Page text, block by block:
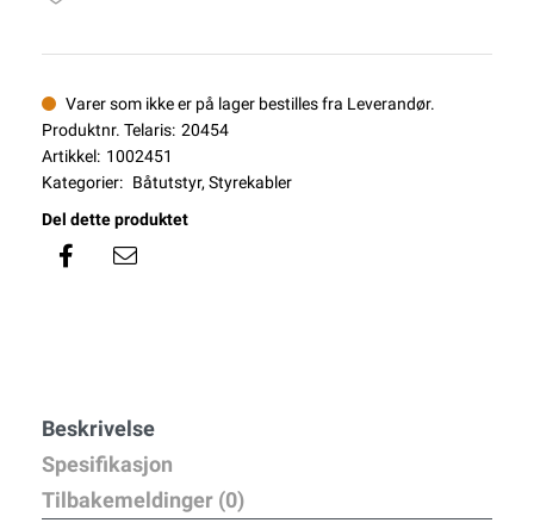
Varer som ikke er på lager bestilles fra Leverandør.
Produktnr. Telaris: 20454
Artikkel: 1002451
Kategorier: Båtutstyr, Styrekabler
Del dette produktet
Beskrivelse
Spesifikasjon
Tilbakemeldinger (0)